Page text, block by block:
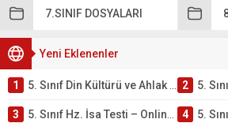
7.SINIF DOSYALARI
Yeni Eklenenler
1 5. Sınıf Din Kültürü ve Ahlak Bilgisi 4. Ünite: Peygamber Kıssaları Çalışmaları 2 5. Sınıf
3 5. Sınıf Hz. İsa Testi – Online Çöz 4 5.